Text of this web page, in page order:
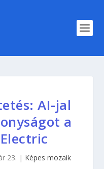
AI-jal
a
23. | Képes mozaik